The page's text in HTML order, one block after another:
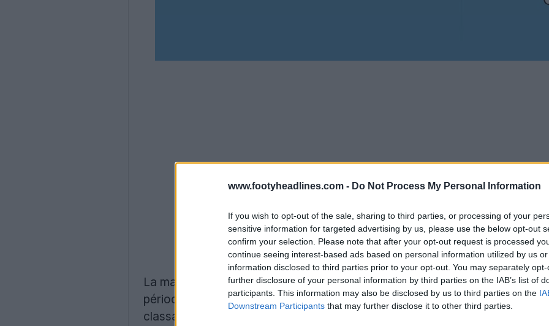
www.footyheadlines.com - Do Not Process My Personal Information
If you wish to opt-out of the sale, sharing to third parties, or processing of your
sensitive information for targeted advertising by us, please use the below opt-out
confirm your selection. Please note that after your opt-out request is processed
continue seeing interest-based ads based on personal information utilized by us
information disclosed to third parties prior to your opt-out. You may separately
further disclosure of your personal information by third parties on the IAB’s list of
participants. This information may also be disclosed by us to third parties on the
Downstream Participants that may further disclose it to other third parties.
La marque danoise de vêtements de sport fabrique les maillots de
période couronnée de succès, les maillots se sont révélés incroyablement
classant régulièrement parmi les maillots les plus vendus du club dans son